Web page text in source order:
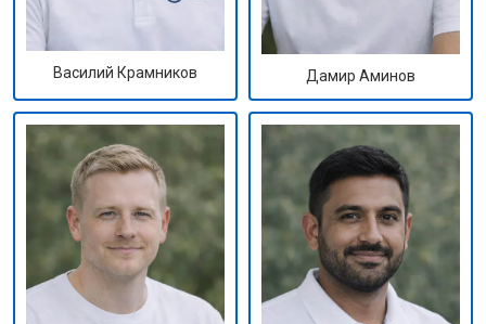
Василий Крамников Дамир Аминов